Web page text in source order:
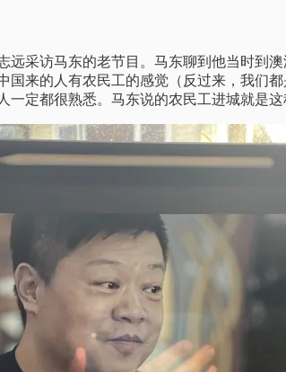
远采访马东的老节目。马东聊到他当时到
国来的人有农民工的感觉（反过来，我们
一定都很熟悉。马东说的农民工进城就是这